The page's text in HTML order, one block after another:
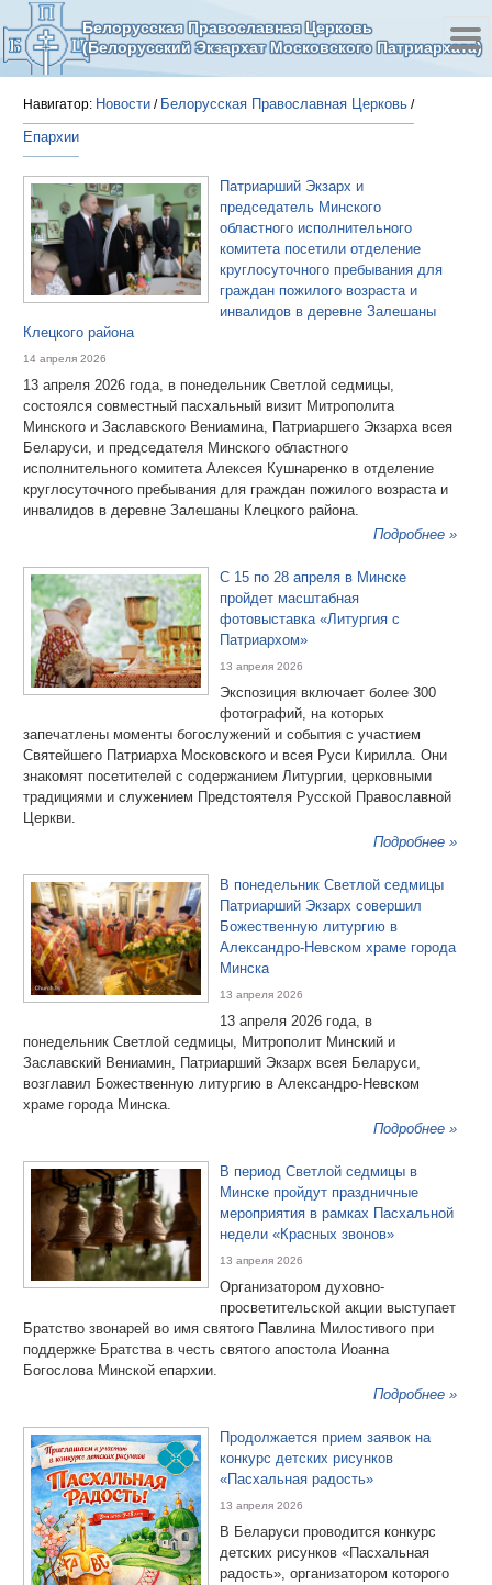
Белорусская Православная Церковь
(Белорусский Экзархат Московского Патриархата)
Навигатор: Новости / Белорусская Православная Церковь /
Епархии
Патриарший Экзарх и
председатель Минского
областного исполнительного
комитета посетили отделение
круглосуточного пребывания для
граждан пожилого возраста и
инвалидов в деревне Залешаны
Клецкого района
14 апреля 2026
13 апреля 2026 года, в понедельник Светлой седмицы,
состоялся совместный пасхальный визит Митрополита
Минского и Заславского Вениамина, Патриаршего Экзарха всея
Беларуси, и председателя Минского областного
исполнительного комитета Алексея Кушнаренко в отделение
круглосуточного пребывания для граждан пожилого возраста и
инвалидов в деревне Залешаны Клецкого района.
Подробнее »
С 15 по 28 апреля в Минске
пройдет масштабная
фотовыставка «Литургия с
Патриархом»
13 апреля 2026
Экспозиция включает более 300
фотографий, на которых
запечатлены моменты богослужений и события с участием
Святейшего Патриарха Московского и всея Руси Кирилла. Они
знакомят посетителей с содержанием Литургии, церковными
традициями и служением Предстоятеля Русской Православной
Церкви.
Подробнее »
В понедельник Светлой седмицы
Патриарший Экзарх совершил
Божественную литургию в
Александро-Невском храме города
Минска
13 апреля 2026
13 апреля 2026 года, в
понедельник Светлой седмицы, Митрополит Минский и
Заславский Вениамин, Патриарший Экзарх всея Беларуси,
возглавил Божественную литургию в Александро-Невском
храме города Минска.
Подробнее »
В период Светлой седмицы в
Минске пройдут праздничные
мероприятия в рамках Пасхальной
недели «Красных звонов»
13 апреля 2026
Организатором духовно-
просветительской акции выступает
Братство звонарей во имя святого Павлина Милостивого при
поддержке Братства в честь святого апостола Иоанна
Богослова Минской епархии.
Подробнее »
Продолжается прием заявок на
конкурс детских рисунков
«Пасхальная радость»
13 апреля 2026
В Беларуси проводится конкурс
детских рисунков «Пасхальная
радость», организатором которого